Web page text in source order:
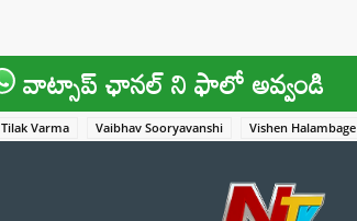
వాట్సాప్ ఛానల్ ని ఫాలో అవ్వండి
Tilak Varma Vaibhav Sooryavanshi Vishen Halambage